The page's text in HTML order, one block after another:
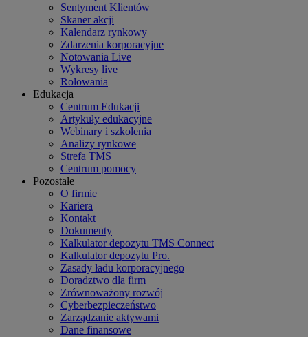
Sentyment Klientów
Skaner akcji
Kalendarz rynkowy
Zdarzenia korporacyjne
Notowania Live
Wykresy live
Rolowania
Edukacja
Centrum Edukacji
Artykuły edukacyjne
Webinary i szkolenia
Analizy rynkowe
Strefa TMS
Centrum pomocy
Pozostałe
O firmie
Kariera
Kontakt
Dokumenty
Kalkulator depozytu TMS Connect
Kalkulator depozytu Pro.
Zasady ładu korporacyjnego
Doradztwo dla firm
Zrównoważony rozwój
Cyberbezpieczeństwo
Zarządzanie aktywami
Dane finansowe